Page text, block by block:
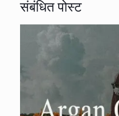
संबंधित पोस्ट